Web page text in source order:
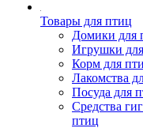
Товары для птиц
Домики для
Игрушки
Корм для
Лакомства
Посуда для
Средства
птиц